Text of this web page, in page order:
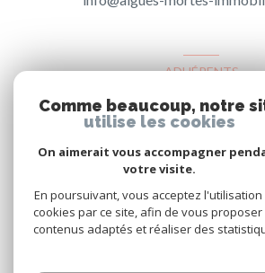
ADHÉRENTS
Nous adhérons
Comme beaucoup, notre
utilise les cookies
On aimerait vous accompagner
votre visite.
En poursuivant, vous acceptez l'utilisation
cookies par ce site, afin de vous proposer
contenus adaptés et réaliser des